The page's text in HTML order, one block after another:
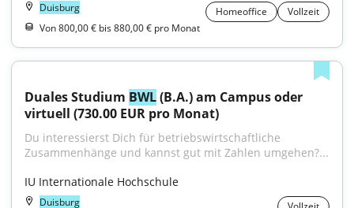
Duisburg Homeoffice
Vollzeit
Von 800,00 € bis 880,00 € pro Monat
Duales Studium BWL (B.A.) am Campus oder
virtuell (730.00 EUR pro Monat)
Du interessierst Dich für betriebswirtschaftliche
Zusammenhänge und kannst gut mit Zahlen umgehen?...
IU Internationale Hochschule
Duisburg